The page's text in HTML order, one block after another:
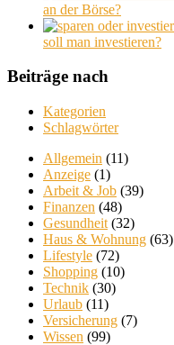
an der Börse?
soll man investieren?
Beiträge nach
Kategorien
Schlagwörter
Allgemein (11)
Anzeige (1)
Arbeit & Job (39)
Finanzen (48)
Gesundheit (32)
Haus & Wohnung (63)
Lifestyle (72)
Shopping (10)
Technik (30)
Urlaub (11)
Versicherung (7)
Wissen (99)